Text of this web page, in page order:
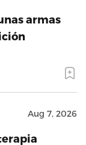
armas
Aug 7, 2026